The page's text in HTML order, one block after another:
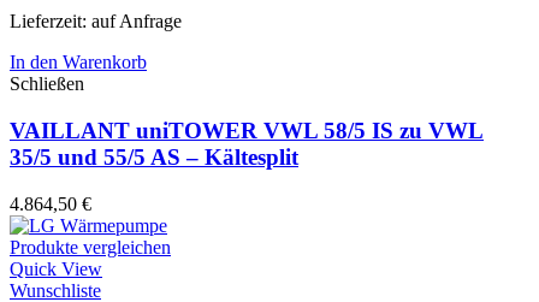
Lieferzeit: auf Anfrage
In den Warenkorb
Schließen
VAILLANT uniTOWER VWL 58/5 IS zu VWL
35/5 und 55/5 AS – Kältesplit
4.864,50 €
Produkte vergleichen
Quick View
Wunschliste